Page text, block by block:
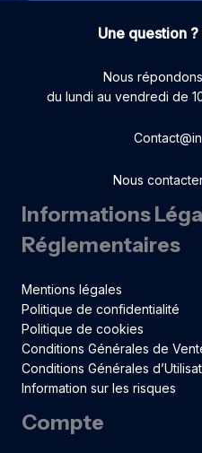
Une question ?
Nous
du lundi au vendredi de
Nous
Informations
Réglementaires
Mentions légales
Politique de confidentialité
Politique de cookies
Conditions Générales de
Conditions Générales
Information sur les risques
Compte